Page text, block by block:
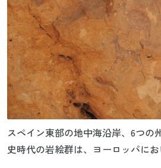
スペイン東部の地中海沿岸、6つの
史時代の岩絵群は、ヨーロッパに